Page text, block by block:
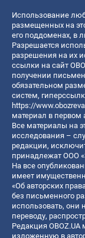
Использование
размещенных на
его поддоменах, в
Разрешается
разрешения на их
ссылки на сайт
получении
обязательном
систем,
https://
материал в первом
Все материалы на
исследования –
редакции,
принадлежат ООО
На все
имеет
«Об авторских
без письменного
использовать, они
переводу,
Редакция OBOZ.UA
изложенную в